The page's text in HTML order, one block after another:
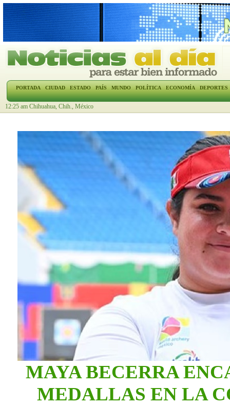
PORTADA CIUDAD ESTADO PAÍS MUNDO POLÍTICA ECONOMÍA DEPORTES
12:25 am Chihuahua, Chih., México
MAYA BECERRA
MEDALLAS EN LA